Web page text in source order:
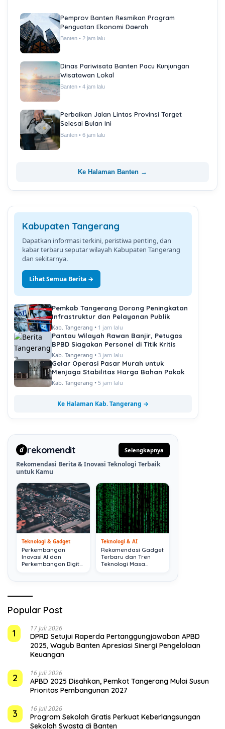
Pemprov Banten Resmikan Program
Penguatan Ekonomi Daerah
Banten • 2 jam lalu
Dinas Pariwisata Banten Pacu Kunjungan
Wisatawan Lokal
Banten • 4 jam lalu
Perbaikan Jalan Lintas Provinsi Target
Selesai Bulan Ini
Banten • 6 jam lalu
Ke Halaman Banten →
Kabupaten Tangerang
Dapatkan informasi terkini, peristiwa penting, dan
kabar terbaru seputar wilayah Kabupaten Tangerang
dan sekitarnya.
Lihat Semua Berita →
Pemkab Tangerang Dorong Peningkatan
Infrastruktur dan Pelayanan Publik
Kab. Tangerang • 1 jam lalu
Pantau Wilayah Rawan Banjir, Petugas
BPBD Siagakan Personel di Titik Kritis
Kab. Tangerang • 3 jam lalu
Gelar Operasi Pasar Murah untuk
Menjaga Stabilitas Harga Bahan Pokok
Kab. Tangerang • 5 jam lalu
Ke Halaman Kab. Tangerang →
d rekomendit Selengkapnya
Rekomendasi Berita & Inovasi Teknologi Terbaik
untuk Kamu
Teknologi & Gadget
Perkembangan
Inovasi AI dan
Perkembangan Digital
Teknologi & AI
Rekomendasi Gadget
Terbaru dan Tren
Teknologi Masa
Popular Post
1
17 Juli 2026
DPRD Setujui Raperda Pertanggungjawaban APBD
2025, Wagub Banten Apresiasi Sinergi Pengelolaan
Keuangan
2 16 Juli 2026
APBD 2025 Disahkan, Pemkot Tangerang Mulai Susun
Prioritas Pembangunan 2027
3 16 Juli 2026
Program Sekolah Gratis Perkuat Keberlangsungan
Sekolah Swasta di Banten